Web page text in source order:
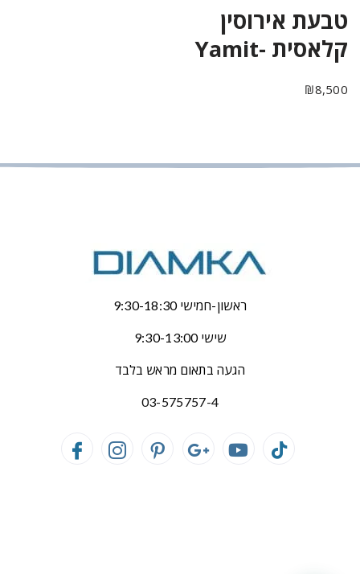
טבעת אירוסין
קלאסית -Yamit
₪8,500
ראשון-חמישי 9:30-18:30
שישי 9:30-13:00
הגעה בתאום מראש בלבד
03-575757-4